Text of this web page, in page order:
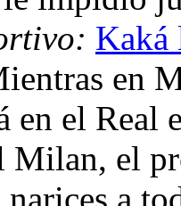
Kaká
en
en el Real
Milan, el
narices a